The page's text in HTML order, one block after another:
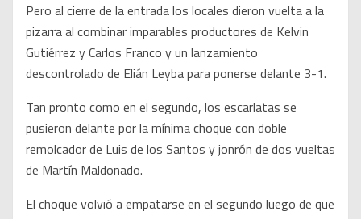
Pero al cierre de la entrada los locales dieron vuelta a la
pizarra al combinar imparables productores de Kelvin
Gutiérrez y Carlos Franco y un lanzamiento
descontrolado de Elián Leyba para ponerse delante 3-1.
Tan pronto como en el segundo, los escarlatas se
pusieron delante por la mínima choque con doble
remolcador de Luis de los Santos y jonrón de dos vueltas
de Martín Maldonado.
El choque volvió a empatarse en el segundo luego de que